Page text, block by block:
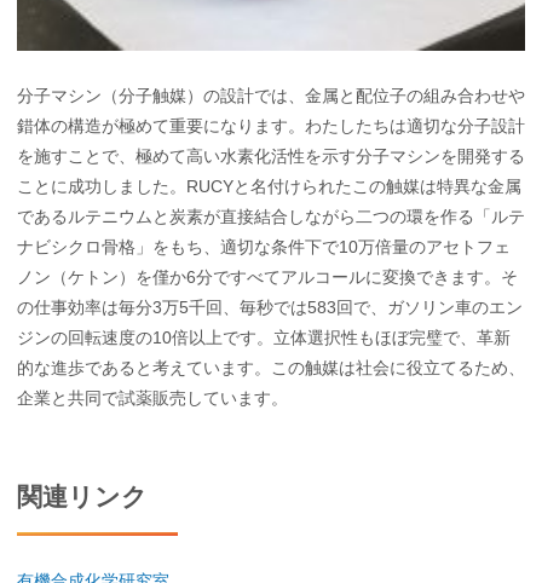
分子マシン（分子触媒）の設計では、金属と配位子の組み合わせや
錯体の構造が極めて重要になります。わたしたちは適切な分子設計
を施すことで、極めて高い水素化活性を示す分子マシンを開発する
ことに成功しました。RUCYと名付けられたこの触媒は特異な金属
であるルテニウムと炭素が直接結合しながら二つの環を作る「ルテ
ナビシクロ骨格」をもち、適切な条件下で10万倍量のアセトフェ
ノン（ケトン）を僅か6分ですべてアルコールに変換できます。そ
の仕事効率は毎分3万5千回、毎秒では583回で、ガソリン車のエン
ジンの回転速度の10倍以上です。立体選択性もほぼ完璧で、革新
的な進歩であると考えています。この触媒は社会に役立てるため、
企業と共同で試薬販売しています。
関連リンク